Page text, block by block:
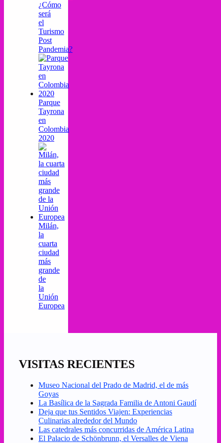
¿Cómo
será
el
Turismo
Post
Pandemia?
Parque
Tayrona
en
Colombia
2020
Milán,
la
cuarta
ciudad
más
grande
de
la
Unión
Europea
VISITAS RECIENTES
Museo Nacional del Prado de Madrid, el de más
Goyas
La Basílica de la Sagrada Familia de Antoni Gaudí
Deja que tus Sentidos Viajen: Experiencias
Culinarias alrededor del Mundo
Las catedrales más concurridas de América Latina
El Palacio de Schönbrunn, el Versalles de Viena